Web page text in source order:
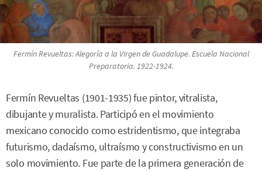
Fermín Revueltas:Alegoría a la Virgen de Guadalupe. Escuela Nacional
Preparatoria. 1922-1924.
Fermín Revueltas (1901-1935) fue pintor, vitralista,
dibujante y muralista. Participó en el movimiento
mexicano conocido como estridentismo, que integraba
futurismo, dadaísmo, ultraísmo y constructivismo en un
solo movimiento. Fue parte de la primera generación de